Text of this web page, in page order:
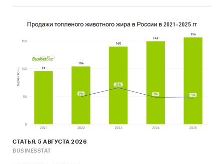
……………………………..
Категории: Промышленность / Мебельное
Мебель для хранения
СТАТЬЯ, 5 АВГУСТА 2026
BUSINESSTAT